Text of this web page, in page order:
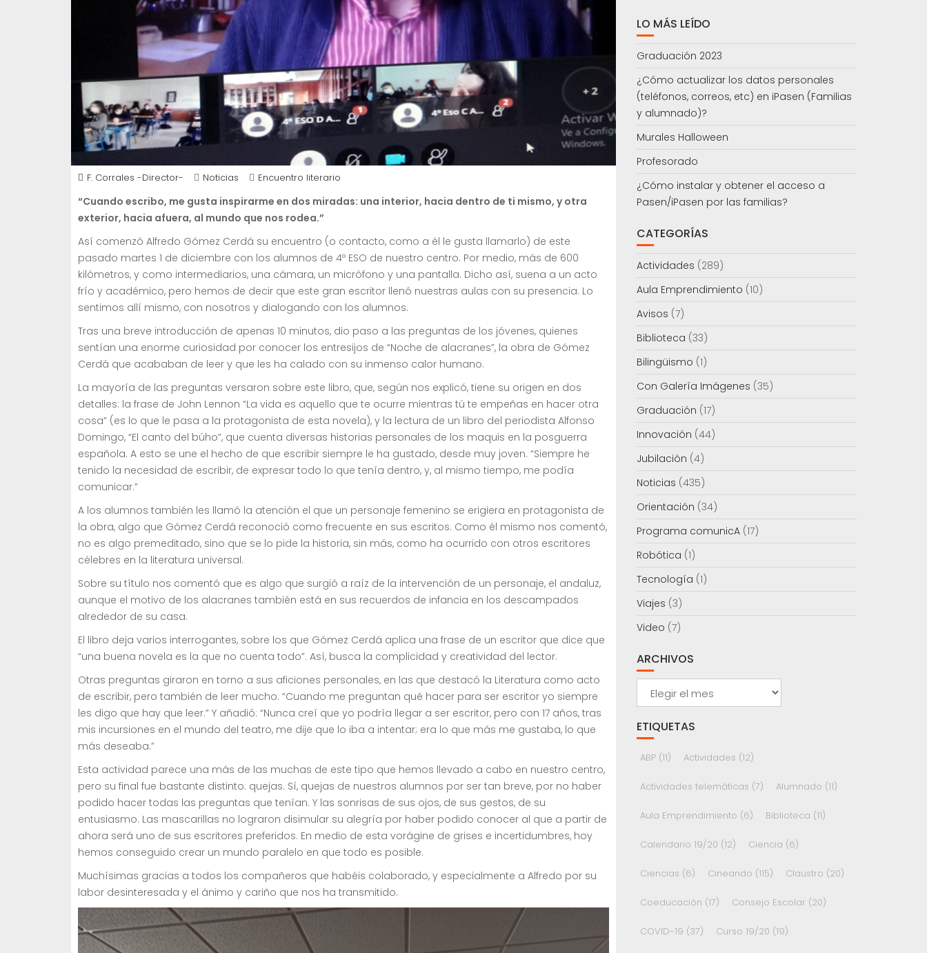
F. Corrales -Director- Noticias Encuentro literario
“Cuando escribo, me gusta inspirarme en dos miradas: una interior, hacia dentro de ti mismo, y otra
exterior, hacia afuera, al mundo que nos rodea.”
Así comenzó Alfredo Gómez Cerdá su encuentro (o contacto, como a él le gusta llamarlo) de este
pasado martes 1 de diciembre con los alumnos de 4º ESO de nuestro centro. Por medio, más de 600
kilómetros, y como intermediarios, una cámara, un micrófono y una pantalla. Dicho así, suena a un acto
frío y académico, pero hemos de decir que este gran escritor llenó nuestras aulas con su presencia. Lo
sentimos allí mismo, con nosotros y dialogando con los alumnos.
Tras una breve introducción de apenas 10 minutos, dio paso a las preguntas de los jóvenes, quienes
sentían una enorme curiosidad por conocer los entresijos de “Noche de alacranes”, la obra de Gómez
Cerdá que acababan de leer y que les ha calado con su inmenso calor humano.
La mayoría de las preguntas versaron sobre este libro, que, según nos explicó, tiene su origen en dos
detalles: la frase de John Lennon “La vida es aquello que te ocurre mientras tú te empeñas en hacer otra
cosa” (es lo que le pasa a la protagonista de esta novela), y la lectura de un libro del periodista Alfonso
Domingo, “El canto del búho”, que cuenta diversas historias personales de los maquis en la posguerra
española. A esto se une el hecho de que escribir siempre le ha gustado, desde muy joven. “Siempre he
tenido la necesidad de escribir, de expresar todo lo que tenía dentro, y, al mismo tiempo, me podía
comunicar.”
A los alumnos también les llamó la atención el que un personaje femenino se erigiera en protagonista de
la obra, algo que Gómez Cerdá reconoció como frecuente en sus escritos. Como él mismo nos comentó,
no es algo premeditado, sino que se lo pide la historia, sin más, como ha ocurrido con otros escritores
célebres en la literatura universal.
Sobre su título nos comentó que es algo que surgió a raíz de la intervención de un personaje, el andaluz,
aunque el motivo de los alacranes también está en sus recuerdos de infancia en los descampados
alrededor de su casa.
El libro deja varios interrogantes, sobre los que Gómez Cerdá aplica una frase de un escritor que dice que
“una buena novela es la que no cuenta todo”. Así, busca la complicidad y creatividad del lector.
Otras preguntas giraron en torno a sus aficiones personales, en las que destacó la Literatura como acto
de escribir, pero también de leer mucho. “Cuando me preguntan qué hacer para ser escritor yo siempre
les digo que hay que leer.” Y añadió: “Nunca creí que yo podría llegar a ser escritor, pero con 17 años, tras
mis incursiones en el mundo del teatro, me dije que lo iba a intentar; era lo que más me gustaba, lo que
más deseaba.”
Esta actividad parece una más de las muchas de este tipo que hemos llevado a cabo en nuestro centro,
pero su final fue bastante distinto: quejas. Sí, quejas de nuestros alumnos por ser tan breve, por no haber
podido hacer todas las preguntas que tenían. Y las sonrisas de sus ojos, de sus gestos, de su
entusiasmo. Las mascarillas no lograron disimular su alegría por haber podido conocer al que a partir de
ahora será uno de sus escritores preferidos. En medio de esta vorágine de grises e incertidumbres, hoy
hemos conseguido crear un mundo paralelo en que todo es posible.
Muchísimas gracias a todos los compañeros que habéis colaborado, y especialmente a Alfredo por su
labor desinteresada y el ánimo y cariño que nos ha transmitido.
LO MÁS LEÍDO
Graduación 2023
¿Cómo actualizar los datos personales
(teléfonos, correos, etc) en iPasen (Familias
y alumnado)?
Murales Halloween
Profesorado
¿Cómo instalar y obtener el acceso a
Pasen/iPasen por las familias?
CATEGORÍAS
Actividades (289)
Aula Emprendimiento (10)
Avisos (7)
Biblioteca (33)
Bilingüismo (1)
Con Galería Imágenes (35)
Graduación (17)
Innovación (44)
Jubilación (4)
Noticias (435)
Orientación (34)
Programa comunicA(17)
Robótica (1)
Tecnología (1)
Viajes (3)
Video (7)
ARCHIVOS
Archivos
ETIQUETAS
ABP(11) Actividades (12)
Actividades telemáticas (7) Alumnado (11)
Aula Emprendimiento (6) Biblioteca (11)
Calendario 19/20 (12) Ciencia (6)
Ciencias (6) Cineando (115) Claustro (20)
Coeducación (17) Consejo Escolar (20)
COVID-19 (37) Curso 19/20 (19)